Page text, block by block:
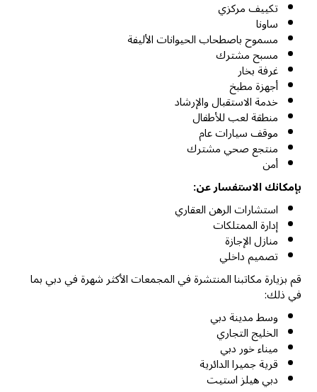
تكييف مركزي
ساونا
مسموح باصطحاب الحيوانات الأليفة
مسبح مشترك
غرفة بخار
أجهزة مطبخ
خدمة الاستقبال والإرشاد
منطقة لعب للأطفال
موقف سيارات عام
منتجع صحي مشترك
أمن
بإمكانك الاستفسار عن:
استشارات الرهن العقاري
إدارة الممتلكات
منازل الإجازة
تصميم داخلي
قم بزيارة مكاتبنا المنتشرة في المجمعات الأكثر شهرة في دبي بما
في ذلك:
وسط مدينة دبي
الخليج التجاري
ميناء خور دبي
قرية جميرا الدائرية
دبي هيلز استيت